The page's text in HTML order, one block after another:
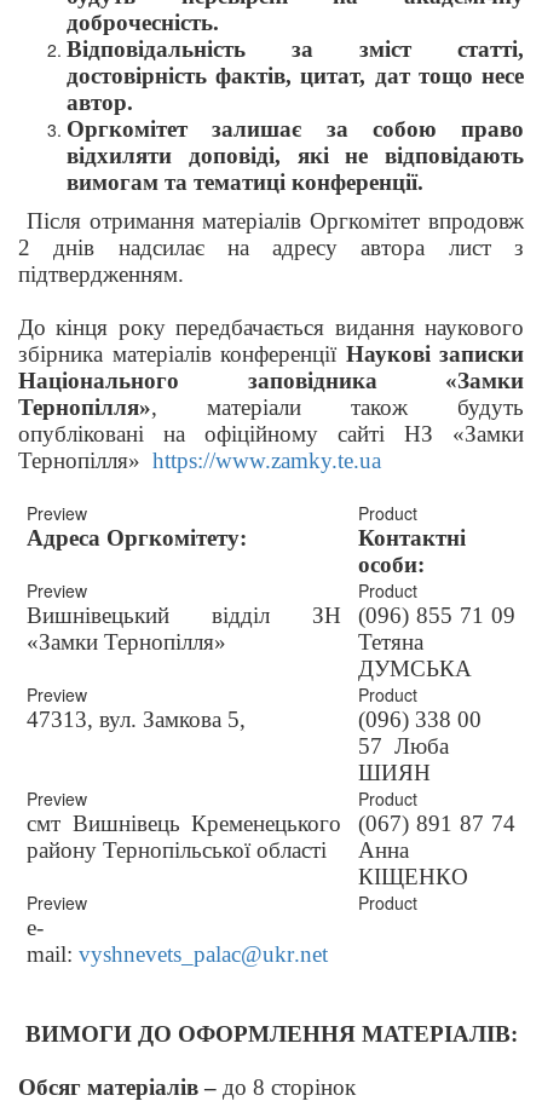
доброчесність.
Відповідальність за зміст статті,
достовірність фактів, цитат, дат тощо несе
автор.
Оргкомітет залишає за собою право
відхиляти доповіді, які не відповідають
вимогам та тематиці конференції.
Після отримання матеріалів Оргкомітет впродовж
2 днів надсилає на адресу автора лист з
підтвердженням.
До кінця року передбачається видання наукового
збірника матеріалів конференції Наукові записки
Національного заповідника «Замки
Тернопілля», матеріали також будуть
опубліковані на офіційному сайті НЗ «Замки
Тернопілля» https://www.zamky.te.ua
Адреса Оргкомітету:
Контактні
особи:
Вишнівецький відділ ЗН
«Замки Тернопілля»
(096) 855 71 09
Тетяна
ДУМСЬКА
47313, вул. Замкова 5,
(096) 338 00
57 Люба
ШИЯН
смт Вишнівець Кременецького
району Тернопільської області
(067) 891 87 74
Анна
КІЩЕНКО
e-
mail:vyshnevets _palac@ukr.net
ВИМОГИ ДО ОФОРМЛЕННЯ МАТЕРІАЛІВ:
Обсяг матеріалів – до 8 сторінок